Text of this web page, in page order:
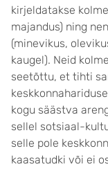
kirjeldatakse
majandus) ning
(minevikus,
kaugel). Neid
seetõttu, et tihti
kogu säästva
sellel sotsiaal-
selle pole
kaasatudki või ei